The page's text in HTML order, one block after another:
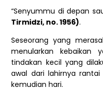
“Senyummu di depan
Tirmidzi, no. 1956).
Seseorang yang
menularkan kebaikan
tindakan kecil yang
awal dari lahirnya
kemudian hari.